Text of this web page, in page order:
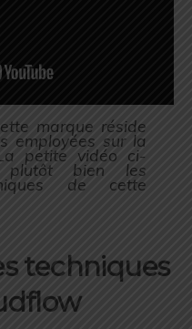
marque réside
employées sur la
petite vidéo ci-
plutôt bien les
de cette
techniques